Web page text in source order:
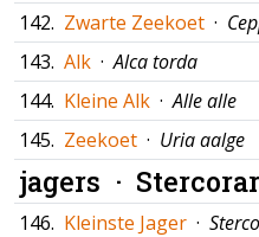
142. Zwarte Zeekoet ·
143. Alk ·Alca torda
144. Kleine Alk ·Alle alle
145. Zeekoet · Uria aalge
jagers ·
146. Kleinste Jager ·